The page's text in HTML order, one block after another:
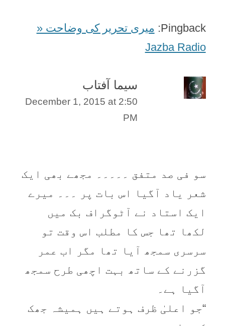
Pingback: میری تحریر کی وضاحت «
Jazba Radio
سیما آفتاب
December 1, 2015 at 2:50
PM
سو فی صد متفق ۔۔۔۔۔ مجھے بھی ایک
شعر یاد آگیا اس بات پر ۔۔۔ میرے
ایک استاد نے آٹوگراف بک میں
لکھا تھا جس کا مطلب اس وقت تو
سرسری سمجھ آیا تھا مگر اب عمر
گزرنے کے ساتھ بہت اچھی طرح سمجھ
آگیا ہے۔
“جو اعلیٰ ظرف ہوتے ہیں ہمیشہ جھک